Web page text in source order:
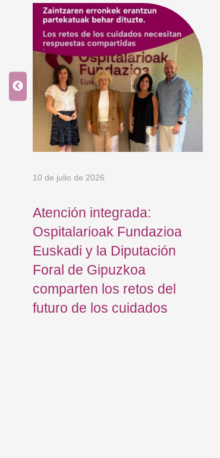
10 de julio de 2026
Atención integrada:
Ospitalarioak Fundazioa
Euskadi y la Diputación
Foral de Gipuzkoa
comparten los retos del
futuro de los cuidados